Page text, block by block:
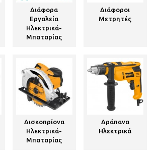
Διάφορα
Εργαλεία
Ηλεκτρικά-
Μπαταρίας
Διάφοροι
Μετρητές
Δισκοπρίονα
Ηλεκτρικά-
Μπαταρίας
Δράπανα
Ηλεκτρικά